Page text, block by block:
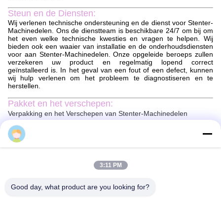
Steun en de Diensten:
Wij verlenen technische ondersteuning en de dienst voor Stenter-
Machinedelen. Ons de dienstteam is beschikbare 24/7 om bij om
het even welke technische kwesties en vragen te helpen. Wij
bieden ook een waaier van installatie en de onderhoudsdiensten
voor aan Stenter-Machinedelen. Onze opgeleide beroeps zullen
verzekeren uw product en regelmatig lopend correct
geïnstalleerd is. In het geval van een fout of een defect, kunnen
wij hulp verlenen om het probleem te diagnostiseren en te
herstellen.
Pakket en het verschepen:
Verpakking en het Verschepen van Stenter-Machinedelen
De delen van de stentermachine zullen veilig verpakt worden om
ervoor te zorgen dat zij in perfecte voorwaarde aankomen. De
delen zullen worden ingepakt in een aangewezen die groottedoos
te verhinderen. Een verpakkingslijst zal met het pakket worden
omvat om te garanderen dat alle delen rekenschap worden
De delen van de stentermachine zullen via een betrouwbare
3:11 PM
Good day, what product are you looking for?